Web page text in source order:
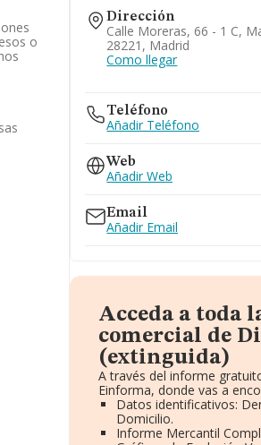
o
Dirección
Calle Moreras, 66 - 1 C,
28221, Madrid
Como llegar
Teléfono
Añadir Teléfono
Web
Añadir Web
Email
Añadir Email
Acceda a toda
comercial de
(extinguida)
A través del informe
Einforma, donde vas a
Datos identificativos:
Domicilio.
Informe Mercantil